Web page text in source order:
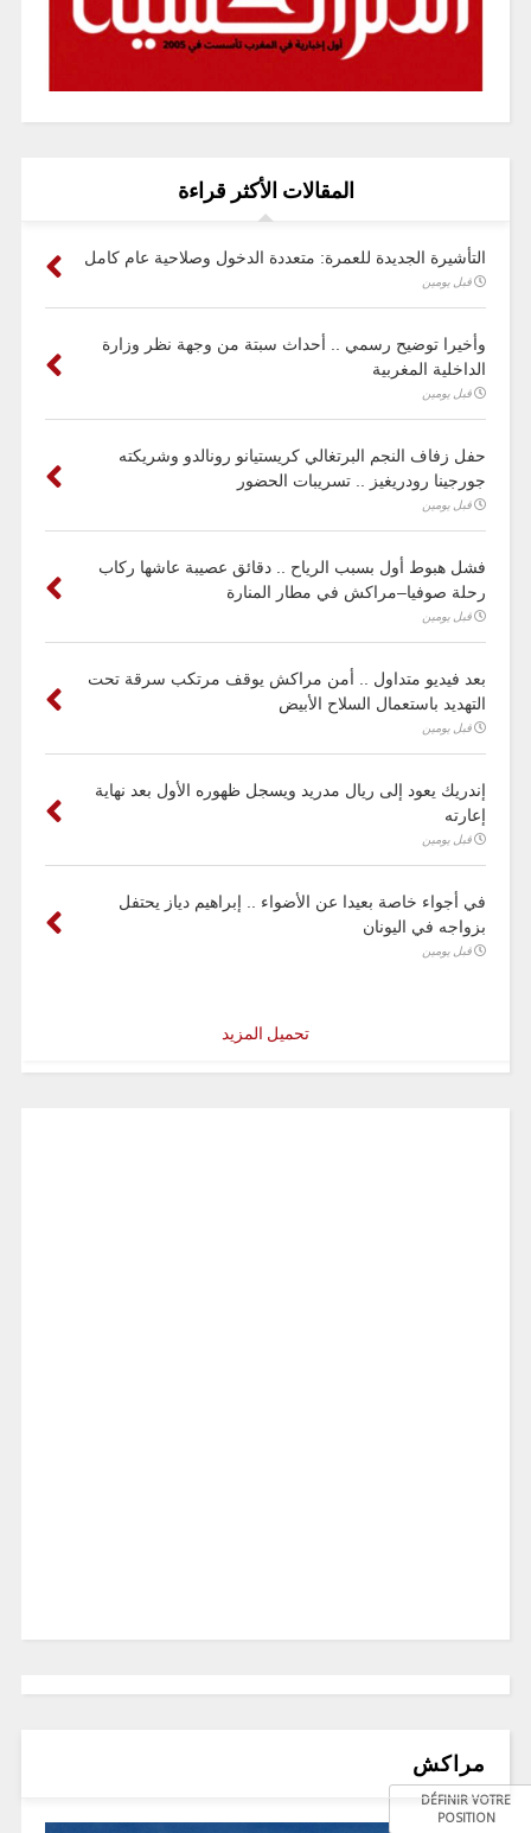
المقالات الأكثر قراءة
التأشيرة الجديدة للعمرة: متعددة الدخول وصلاحية عام كامل
قبل يومين
وأخيرا توضيح رسمي .. أحداث سبتة من وجهة نظر وزارة
الداخلية المغربية
قبل يومين
حفل زفاف النجم البرتغالي كريستيانو رونالدو وشريكته
جورجينا رودريغيز .. تسريبات الحضور
قبل يومين
فشل هبوط أول بسبب الرياح .. دقائق عصيبة عاشها ركاب
رحلة صوفيا–مراكش في مطار المنارة
قبل يومين
بعد فيديو متداول .. أمن مراكش يوقف مرتكب سرقة تحت
التهديد باستعمال السلاح الأبيض
قبل يومين
إندريك يعود إلى ريال مدريد ويسجل ظهوره الأول بعد نهاية
إعارته
قبل يومين
في أجواء خاصة بعيدا عن الأضواء .. إبراهيم دياز يحتفل
بزواجه في اليونان
قبل يومين
تحميل المزيد
مراكش
DÉFINIR VOTRE
POSITION